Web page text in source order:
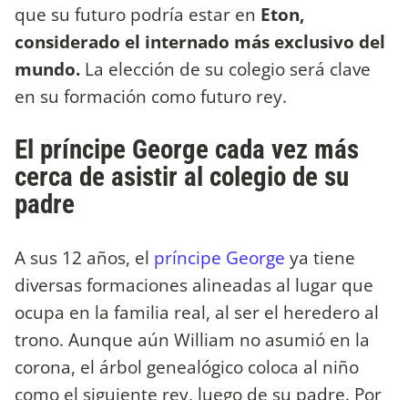
que su futuro podría estar en Eton,
considerado el internado más exclusivo del
mundo. La elección de su colegio será clave
en su formación como futuro rey.
El príncipe George cada vez más
cerca de asistir al colegio de su
padre
A sus 12 años, el príncipe George ya tiene
diversas formaciones alineadas al lugar que
ocupa en la familia real, al ser el heredero al
trono. Aunque aún William no asumió en la
corona, el árbol genealógico coloca al niño
como el siguiente rey, luego de su padre. Por